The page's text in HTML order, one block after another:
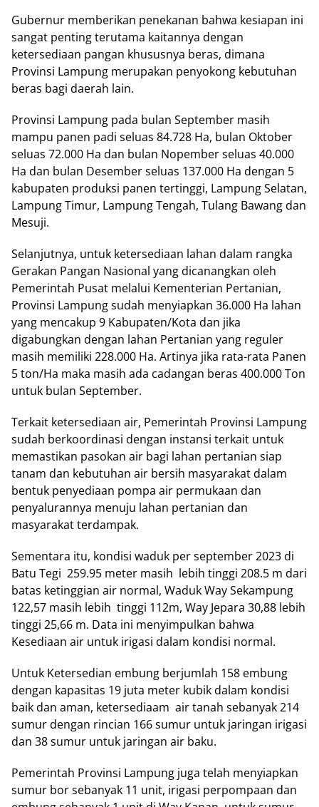
Gubernur memberikan penekanan bahwa kesiapan ini
sangat penting terutama kaitannya dengan
ketersediaan pangan khususnya beras, dimana
Provinsi Lampung merupakan penyokong kebutuhan
beras bagi daerah lain.
Provinsi Lampung pada bulan September masih
mampu panen padi seluas 84.728 Ha, bulan Oktober
seluas 72.000 Ha dan bulan Nopember seluas 40.000
Ha dan bulan Desember seluas 137.000 Ha dengan 5
kabupaten produksi panen tertinggi, Lampung Selatan,
Lampung Timur, Lampung Tengah, Tulang Bawang dan
Mesuji.
Selanjutnya, untuk ketersediaan lahan dalam rangka
Gerakan Pangan Nasional yang dicanangkan oleh
Pemerintah Pusat melalui Kementerian Pertanian,
Provinsi Lampung sudah menyiapkan 36.000 Ha lahan
yang mencakup 9 Kabupaten/Kota dan jika
digabungkan dengan lahan Pertanian yang reguler
masih memiliki 228.000 Ha. Artinya jika rata-rata Panen
5 ton/Ha maka masih ada cadangan beras 400.000 Ton
untuk bulan September.
Terkait ketersediaan air, Pemerintah Provinsi Lampung
sudah berkoordinasi dengan instansi terkait untuk
memastikan pasokan air bagi lahan pertanian siap
tanam dan kebutuhan air bersih masyarakat dalam
bentuk penyediaan pompa air permukaan dan
penyalurannya menuju lahan pertanian dan
masyarakat terdampak.
Sementara itu, kondisi waduk per september 2023 di
Batu Tegi 259.95 meter masih lebih tinggi 208.5 m dari
batas ketinggian air normal, Waduk Way Sekampung
122,57 masih lebih tinggi 112m, Way Jepara 30,88 lebih
tinggi 25,66 m. Data ini menyimpulkan bahwa
Kesediaan air untuk irigasi dalam kondisi normal.
Untuk Ketersedian embung berjumlah 158 embung
dengan kapasitas 19 juta meter kubik dalam kondisi
baik dan aman, ketersediaam air tanah sebanyak 214
sumur dengan rincian 166 sumur untuk jaringan irigasi
dan 38 sumur untuk jaringan air baku.
Pemerintah Provinsi Lampung juga telah menyiapkan
sumur bor sebanyak 11 unit, irigasi perpompaan dan